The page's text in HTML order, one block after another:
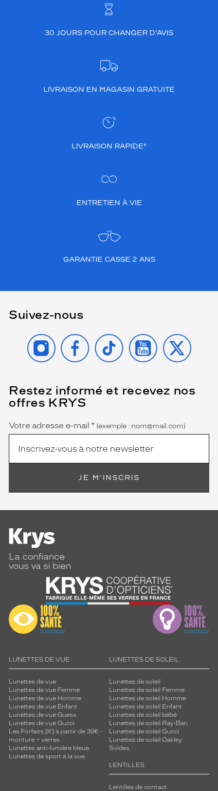
30 JOURS POUR CHANGER D’AVIS
LIVRAISON EN MAGASIN GRATUITE
LIVRAISON RAPIDE*
ENTRETIEN À VIE
GARANTIE CASSE 2 ANS
Suivez-nous
INSTAGRAMFACEBOOK
TIKTOK YOUTUBE
X
Restez informé et recevez nos
offres KRYS
Name
Votre adresse e-mail *
(Ce
champ
est
obligatoire)
(exemple : nom@mail.com)
JE M'INSCRIS
La confiance
vous va si bien
LUNETTES DE VUE
Lunettes de vue
Lunettes de vue Femme
Lunettes de vue Homme
Lunettes de vue Enfant
Lunettes de vue Guess
Lunettes de vue Gucci
Les Forfaits [K] à partir de 39€ -
monture + verres
Lunettes anti-lumière bleue
Lunettes de sport à la vue
LUNETTES DE SOLEIL
Lunettes de soleil
Lunettes de soleil Femme
Lunettes de soleil Homme
Lunettes de soleil Enfant
Lunettes de soleil bébé
Lunettes de soleil Ray-Ban
Lunettes de soleil Gucci
Lunettes de soleil Oakley
Soldes
LENTILLES
Lentilles de contact